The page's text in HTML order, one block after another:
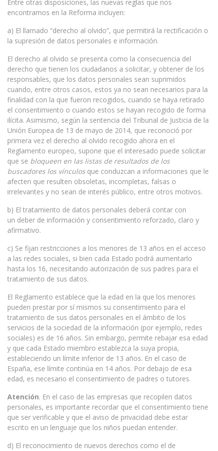
Entre otras disposiciones, las nuevas reglas que nos
encontramos en la Reforma incluyen:
a) El llamado “derecho al olvido”, que permitirá la rectificación o
la supresión de datos personales e información.
El derecho al olvido se presenta como la consecuencia del
derecho que tienen los ciudadanos a solicitar, y obtener de los
responsables, que los datos personales sean suprimidos
cuando, entre otros casos, estos ya no sean necesarios para la
finalidad con la que fueron recogidos, cuando se haya retirado
el consentimiento o cuando estos se hayan recogido de forma
ilícita. Asimismo, según la sentencia del Tribunal de Justicia de la
Unión Europea de 13 de mayo de 2014, que reconoció por
primera vez el derecho al olvido recogido ahora en el
Reglamento europeo, supone que el interesado puede solicitar
que se bloqueen en las listas de resultados de los
buscadores los vínculosque conduzcan a informaciones que le
afecten que resulten obsoletas, incompletas, falsas o
irrelevantes y no sean de interés público, entre otros motivos.
b) El tratamiento de datos personales deberá contar con
un deber de información y consentimiento reforzado, claro y
afirmativo.
c) Se fijan restricciones a los menores de 13 años en el acceso
a las redes sociales, si bien cada Estado podrá aumentarlo
hasta los 16, necesitando autorización de sus padres para el
tratamiento de sus datos.
El Reglamento establece que la edad en la que los menores
pueden prestar por sí mismos su consentimiento para el
tratamiento de sus datos personales en el ámbito de los
servicios de la sociedad de la información (por ejemplo, redes
sociales) es de 16 años. Sin embargo, permite rebajar esa edad
y que cada Estado miembro establezca la suya propia,
estableciendo un límite inferior de 13 años. En el caso de
España, ese límite continúa en 14 años. Por debajo de esa
edad, es necesario el consentimiento de padres o tutores.
Atención. En el caso de las empresas que recopilen datos
personales, es importante recordar que el consentimiento tiene
que ser verificable y que el aviso de privacidad debe estar
escrito en un lenguaje que los niños puedan entender.
d) El reconocimiento de nuevos derechos como el de